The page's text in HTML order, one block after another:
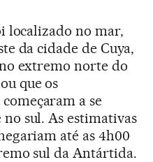
localizado no mar,
da cidade de Cuya,
extremo norte do
que os
a se
sul. As estimativas
até as 4h00
sul da Antártida.